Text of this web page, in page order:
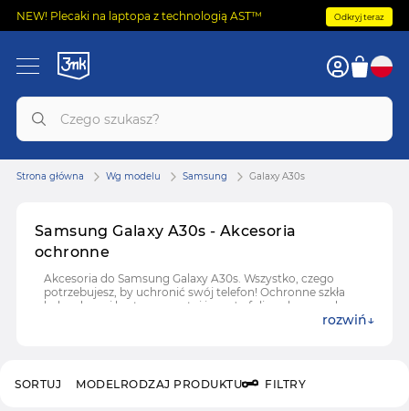
NEW! Plecaki na laptopa z technologią AST™ Odkryj teraz
Samsung Galaxy A30s - Akcesoria
ochronne
Akcesoria do Samsung Galaxy A30s. Wszystko, czego
potrzebujesz, by uchronić swój telefon! Ochronne szkła
hybrydowe i hartowane, etui i case'y, folie ochronne do
rozwiń
Strona główna Wg modelu Samsung Galaxy A30s
MODELRODZAJ PRODUKTU FILTRY
SORTUJ